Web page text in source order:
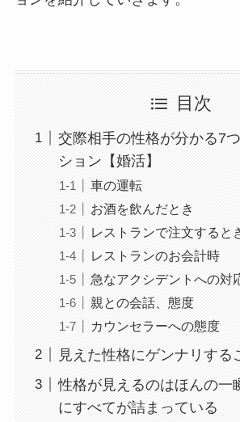
目次
交際相手の性格が分かる7
ション【婚活】
車の運転
お酒を飲んだとき
レストランで注文すると
レストランのお会計時
急なアクシデントへの対
親との会話、態度
カウンセラーへの態度
見えた性格にゲンナリする
性格が見えるのはほんの一
にすべてが詰まっている